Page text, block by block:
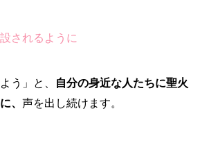
されるように
う」と、
自分の身近な人たちに聖火
、 声を出し続けます。